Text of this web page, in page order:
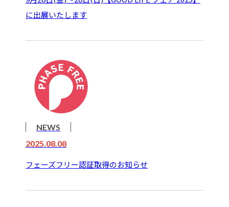
に出展いたします
NEWS
2025.08.08
フェーズフリー認証取得のお知らせ